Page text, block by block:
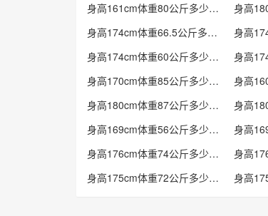
身高161cm体重80公斤多少标准
身高174cm体重66.5公斤多少标准
身高174cm体重60公斤多少标准
身高170cm体重85公斤多少标准
身高180cm体重87公斤多少标准
身高169cm体重56公斤多少标准
身高176cm体重74公斤多少标准
身高175cm体重72公斤多少标准